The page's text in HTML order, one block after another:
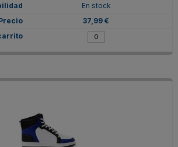
En stock
37,99 €